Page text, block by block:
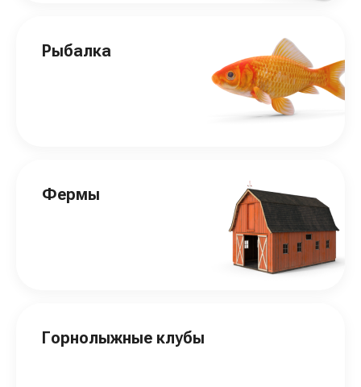
Рыбалка
Фермы
Горнолыжные клубы